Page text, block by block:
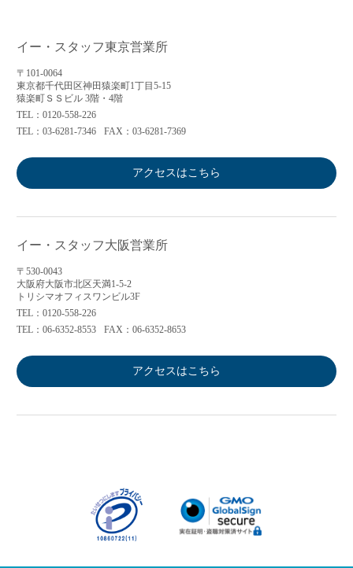
イー・スタッフ東京営業所
〒101-0064
東京都千代田区神田猿楽町1丁目5-15
猿楽町ＳＳビル 3階・4階
TEL：0120-558-226
TEL：03-6281-7346
FAX：03-6281-7369
アクセスはこちら
イー・スタッフ大阪営業所
〒530-0043
大阪府大阪市北区天満1-5-2
トリシマオフィスワンビル3F
TEL：0120-558-226
TEL：06-6352-8553
FAX：06-6352-8653
アクセスはこちら